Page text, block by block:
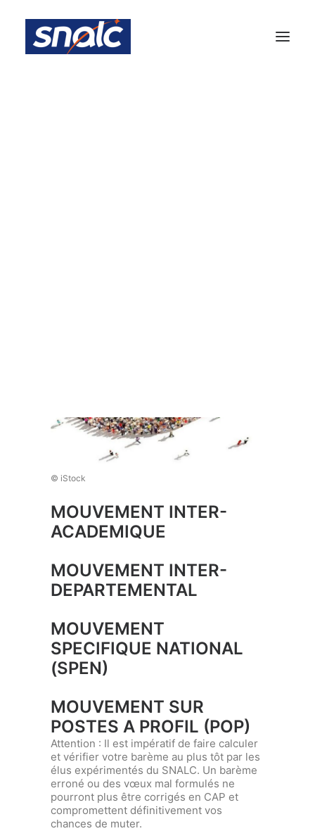
© iStock
MOUVEMENT INTER-
ACADEMIQUE
MOUVEMENT INTER-
DEPARTEMENTAL
MOUVEMENT
SPECIFIQUE NATIONAL
(SPEN)
MOUVEMENT SUR
POSTES A PROFIL (POP)
Attention : Il est impératif de faire calculer
et vérifier votre barème au plus tôt par les
élus expérimentés du SNALC. Un barème
erroné ou des vœux mal formulés ne
pourront plus être corrigés en CAP et
compromettent définitivement vos
chances de muter.